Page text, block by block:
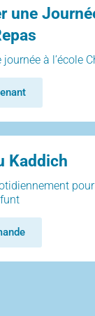
une
à l’école
Kaddich
pour